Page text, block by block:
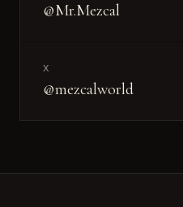
@Mr.Mezcal
X
@mezcalworld